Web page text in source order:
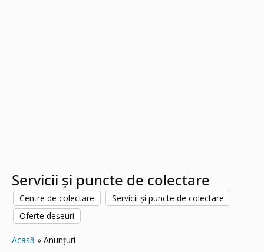
Servicii și puncte de colectare
Centre de colectare
Servicii și puncte de colectare
Oferte deșeuri
Acasă Anunțuri